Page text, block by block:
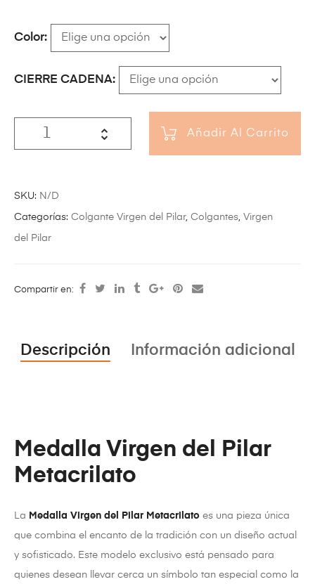
Color
CIERRE CADENA
Añadir Al Carrito
SKU: N/D
Categorías: Colgante Virgen del Pilar, Colgantes, Virgen
del Pilar
Compartir en:
Descripción Información adicional
Medalla Virgen del Pilar
Metacrilato
La Medalla Virgen del Pilar Metacrilato es una pieza única
que combina el encanto de la tradición con un diseño actual
y sofisticado. Este modelo exclusivo está pensado para
quienes desean llevar cerca un símbolo tan especial como la